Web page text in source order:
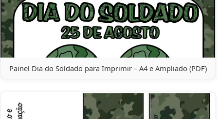
Painel Dia do Soldado para Imprimir – A4 e Ampliado (PDF)